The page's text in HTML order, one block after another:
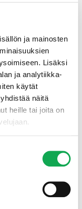
ja mainosten
Lisäksi
ja analytiikka-
käytät
näitä
heille tai joita on